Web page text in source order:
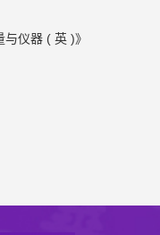
仪器 ( 英 )》